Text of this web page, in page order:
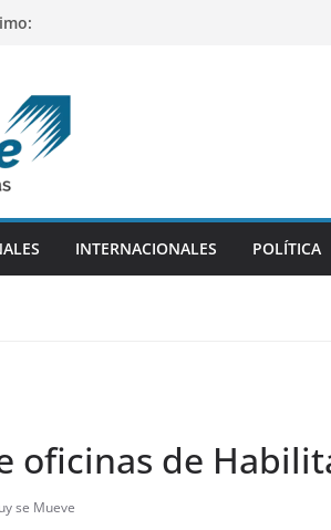
INTERNACIONALES POLÍTICA
oficinas de
se Mueve